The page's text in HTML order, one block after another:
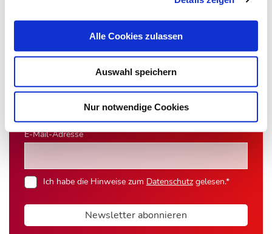
Alle Cookies zulassen
Auswahl speichern
Nur notwendige Cookies
Bleiben Sie auf dem Laufenden. Der MT-Dialog-
Newsletter informiert Sie jede Woche kostenfrei
über die wichtigsten Branchen-News, aktuelle
Themen und die neusten Stellenangebote.
E-Mail-Adresse
Ich habe die Hinweise zum Datenschutzgelesen.*
Newsletter abonnieren